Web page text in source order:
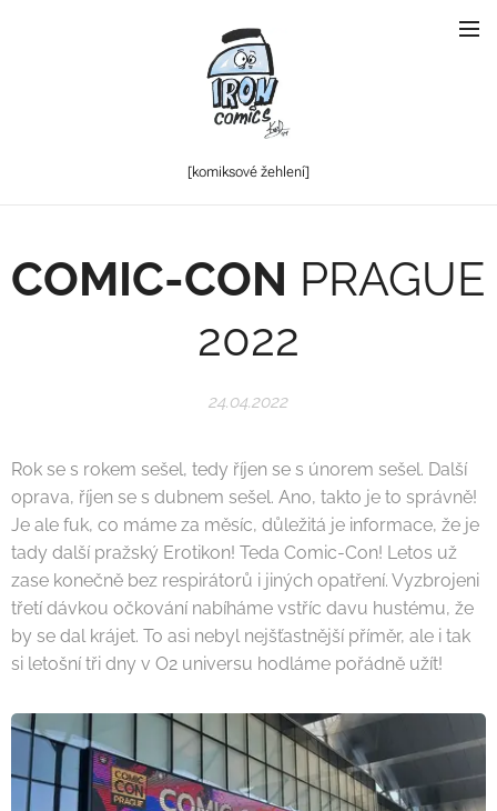
[komiksové žehlení]
COMIC-CON PRAGUE
2022
24.04.2022
Rok se s rokem sešel, tedy říjen se s únorem sešel. Další
oprava, říjen se s dubnem sešel. Ano, takto je to správně!
Je ale fuk, co máme za měsíc, důležitá je informace, že je
tady další pražský Erotikon! Teda Comic-Con! Letos už
zase konečně bez respirátorů i jiných opatření. Vyzbrojeni
třetí dávkou očkování nabíháme vstříc davu hustému, že
by se dal krájet. To asi nebyl nejšťastnější příměr, ale i tak
si letošní tři dny v O2 universu hodláme pořádně užít!